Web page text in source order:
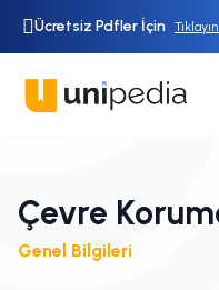
Ücretsiz Pdfler İçin
Çevre
Genel Bilgileri